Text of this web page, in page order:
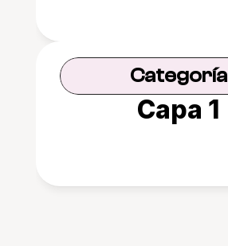
Categoría
Capa 1